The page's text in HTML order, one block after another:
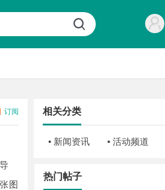
订阅
图
相关分类
• 新闻资讯 • 活动频道
热门帖子